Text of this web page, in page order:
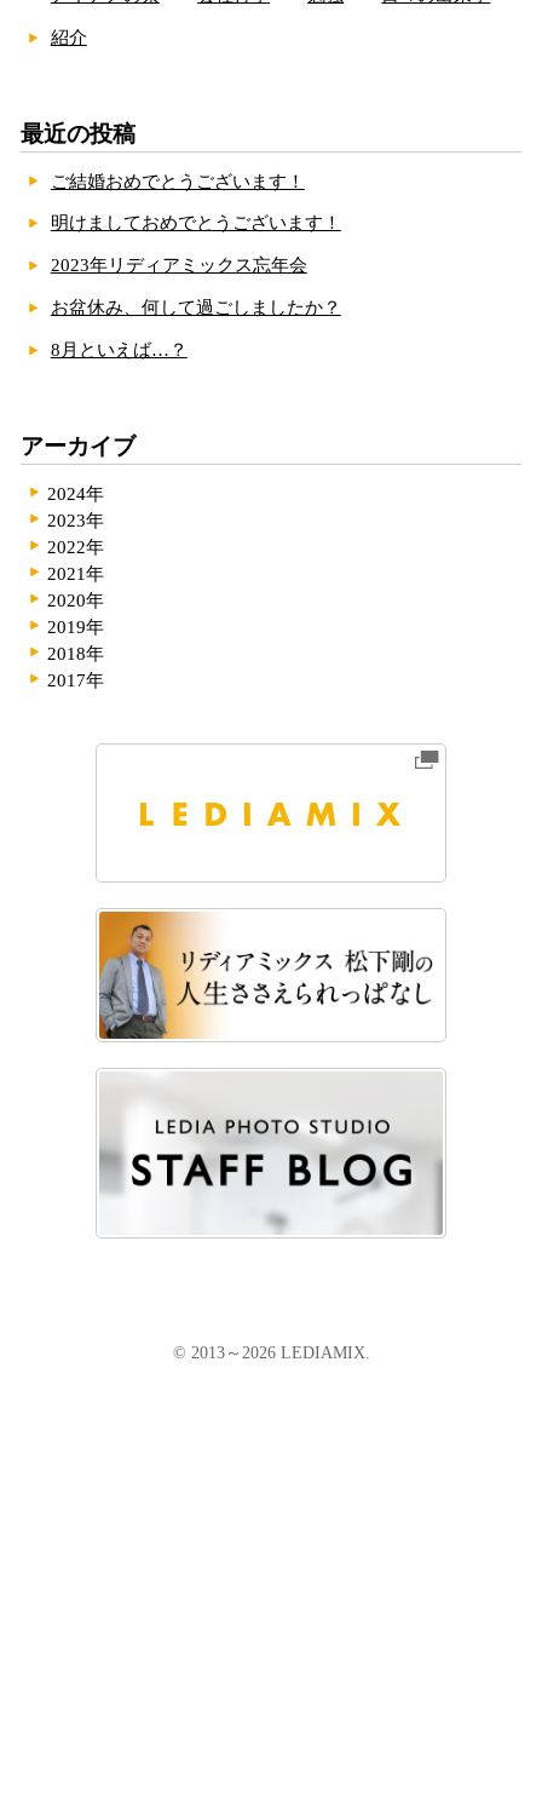
紹介
最近の投稿
ご結婚おめでとうございます！
明けましておめでとうございます！
2023年リディアミックス忘年会
お盆休み、何して過ごしましたか？
8月といえば…？
アーカイブ
2024年
2023年
2022年
2021年
2020年
2019年
2018年
2017年
© 2013～2026 LEDIAMIX.